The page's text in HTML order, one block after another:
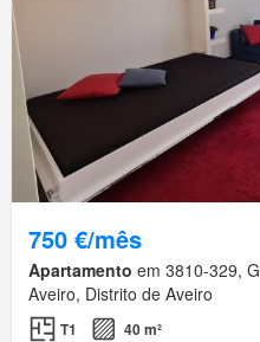
750 €/mês
Apartamento em 3810-329,
Aveiro, Distrito de Aveiro
T1 40 m²